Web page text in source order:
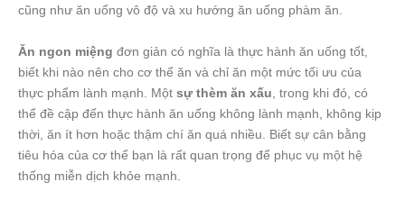
cũng như ăn uống vô độ và xu hướng ăn uống phàm ăn.
Ăn ngon miệng đơn giản có nghĩa là thực hành ăn uống tốt,
biết khi nào nên cho cơ thể ăn và chỉ ăn một mức tối ưu của
thực phẩm lành mạnh. Một sự thèm ăn xấu, trong khi đó, có
thể đề cập đến thực hành ăn uống không lành mạnh, không kịp
thời, ăn ít hơn hoặc thậm chí ăn quá nhiều. Biết sự cân bằng
tiêu hóa của cơ thể bạn là rất quan trọng để phục vụ một hệ
thống miễn dịch khỏe mạnh.